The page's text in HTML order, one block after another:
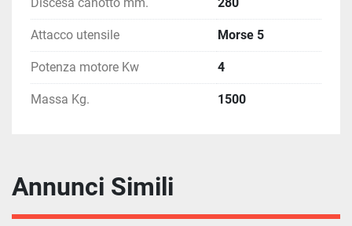
Attacco utensile Morse 5
Potenza motore Kw 4
Massa Kg. 1500
Annunci Simili